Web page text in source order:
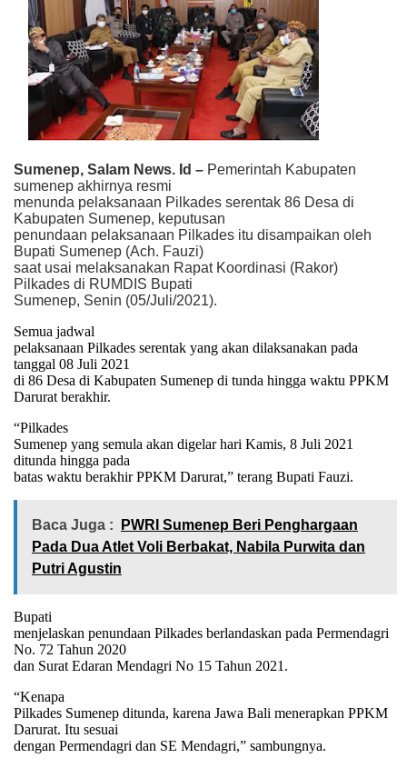
Sumenep, Salam News. Id – Pemerintah Kabupaten
sumenep akhirnya resmi
menunda pelaksanaan Pilkades serentak 86 Desa di
Kabupaten Sumenep, keputusan
penundaan pelaksanaan Pilkades itu disampaikan oleh
Bupati Sumenep (Ach. Fauzi)
saat usai melaksanakan Rapat Koordinasi (Rakor)
Pilkades di RUMDIS Bupati
Sumenep, Senin (05/Juli/2021).
Semua jadwal
pelaksanaan Pilkades serentak yang akan dilaksanakan pada
tanggal 08 Juli 2021
di 86 Desa di Kabupaten Sumenep di tunda hingga waktu PPKM
Darurat berakhir.
“Pilkades
Sumenep yang semula akan digelar hari Kamis, 8 Juli 2021
ditunda hingga pada
batas waktu berakhir PPKM Darurat,” terang Bupati Fauzi.
Baca Juga :
PWRI Sumenep Beri Penghargaan
Pada Dua Atlet Voli Berbakat, Nabila Purwita dan
Putri Agustin
Bupati
menjelaskan penundaan Pilkades berlandaskan pada Permendagri
No. 72 Tahun 2020
dan Surat Edaran Mendagri No 15 Tahun 2021.
“Kenapa
Pilkades Sumenep ditunda, karena Jawa Bali menerapkan PPKM
Darurat. Itu sesuai
dengan Permendagri dan SE Mendagri,” sambungnya.